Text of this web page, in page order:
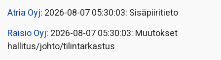
Atria Oyj: 2026-08-07 05:30:03: Sisäpiiritieto
Raisio Oyj: 2026-08-07 05:30:03: Muutokset
hallitus/johto/tilintarkastus